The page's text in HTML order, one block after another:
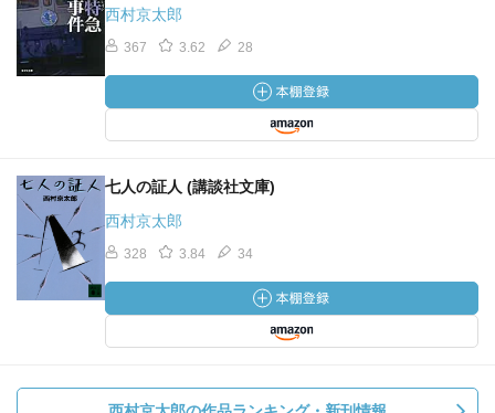
西村京太郎
367 3.62 28
七人の証人 (講談社文庫)
西村京太郎
328 3.84 34